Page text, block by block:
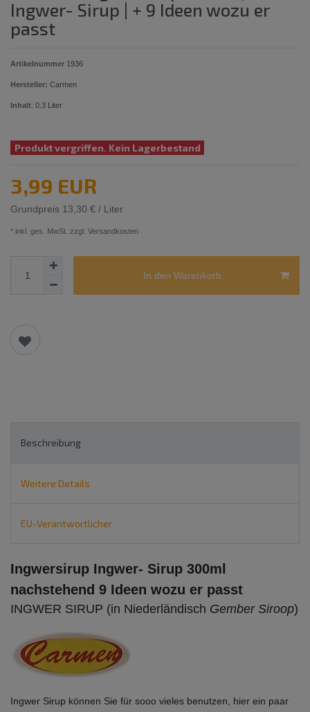
Ingwer- Sirup | + 9 Ideen wozu er
passt
Artikelnummer 1936
Hersteller: Carmen
Inhalt: 0.3 Liter
Produkt vergriffen. Kein Lagerbestand
3,99 EUR
Grundpreis 13,30 € / Liter
* inkl. ges. MwSt. zzgl. Versandkosten
In den Warenkorb
Beschreibung
Weitere Details
EU-Verantwortlicher
Ingwersirup Ingwer- Sirup 300ml
nachstehend 9 Ideen wozu er passt
INGWER SIRUP (in Niederländisch Gember Siroop)
Ingwer Sirup können Sie für sooo vieles benutzen, hier ein paar